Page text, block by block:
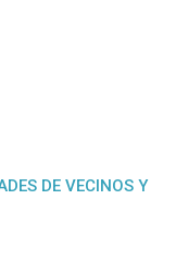
DE VECINOS Y